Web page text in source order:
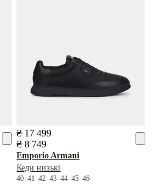
₴ 17 499
₴ 8 749
Emporio Armani
Кеди низькі
40414243444546